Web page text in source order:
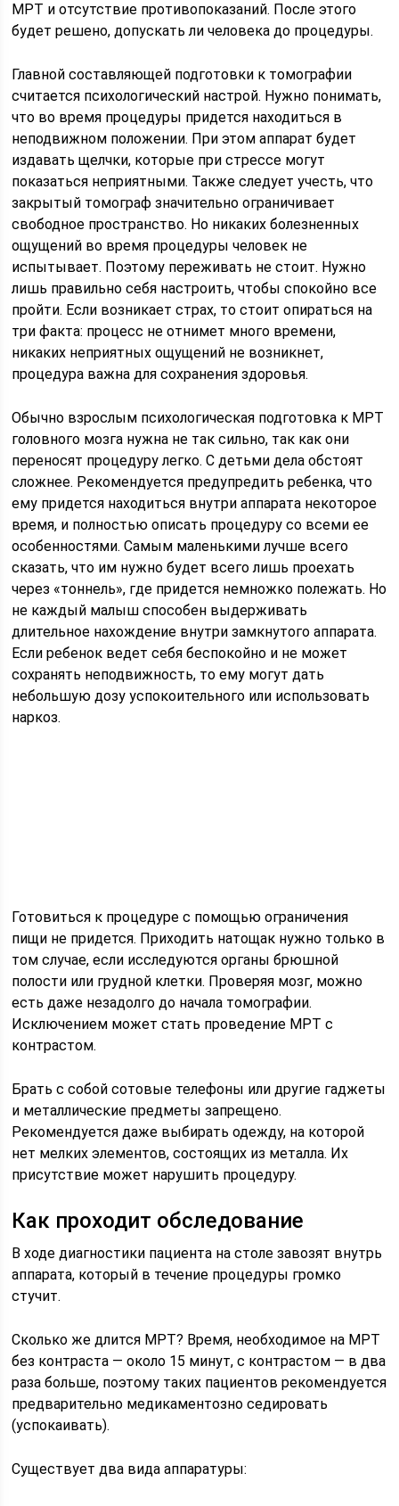
МРТ и отсутствие противопоказаний. После этого
будет решено, допускать ли человека до процедуры.
Главной составляющей подготовки к томографии
считается психологический настрой. Нужно понимать,
что во время процедуры придется находиться в
неподвижном положении. При этом аппарат будет
издавать щелчки, которые при стрессе могут
показаться неприятными. Также следует учесть, что
закрытый томограф значительно ограничивает
свободное пространство. Но никаких болезненных
ощущений во время процедуры человек не
испытывает. Поэтому переживать не стоит. Нужно
лишь правильно себя настроить, чтобы спокойно все
пройти. Если возникает страх, то стоит опираться на
три факта: процесс не отнимет много времени,
никаких неприятных ощущений не возникнет,
процедура важна для сохранения здоровья.
Обычно взрослым психологическая подготовка к МРТ
головного мозга нужна не так сильно, так как они
переносят процедуру легко. С детьми дела обстоят
сложнее. Рекомендуется предупредить ребенка, что
ему придется находиться внутри аппарата некоторое
время, и полностью описать процедуру со всеми ее
особенностями. Самым маленькими лучше всего
сказать, что им нужно будет всего лишь проехать
через «тоннель», где придется немножко полежать. Но
не каждый малыш способен выдерживать
длительное нахождение внутри замкнутого аппарата.
Если ребенок ведет себя беспокойно и не может
сохранять неподвижность, то ему могут дать
небольшую дозу успокоительного или использовать
наркоз.
Готовиться к процедуре с помощью ограничения
пищи не придется. Приходить натощак нужно только в
том случае, если исследуются органы брюшной
полости или грудной клетки. Проверяя мозг, можно
есть даже незадолго до начала томографии.
Исключением может стать проведение МРТ с
контрастом.
Брать с собой сотовые телефоны или другие гаджеты
и металлические предметы запрещено.
Рекомендуется даже выбирать одежду, на которой
нет мелких элементов, состоящих из металла. Их
присутствие может нарушить процедуру.
Как проходит обследование
В ходе диагностики пациента на столе завозят внутрь
аппарата, который в течение процедуры громко
стучит.
Сколько же длится МРТ? Время, необходимое на МРТ
без контраста — около 15 минут, с контрастом — в два
раза больше, поэтому таких пациентов рекомендуется
предварительно медикаментозно седировать
(успокаивать).
Существует два вида аппаратуры: